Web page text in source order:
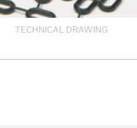
TECHNICAL DRAWING